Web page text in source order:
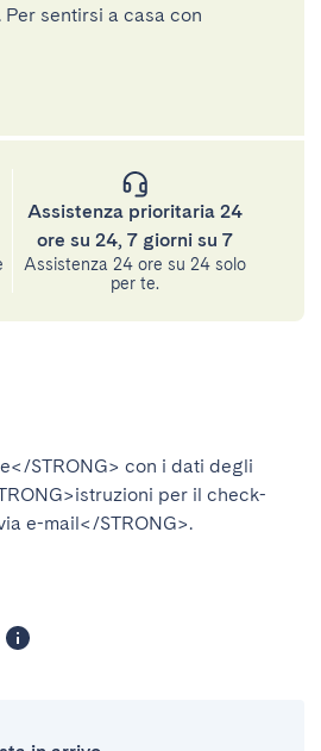
sentirsi a casa con
Assistenza prioritaria 24
ore su 24, 7 giorni su 7
Assistenza 24 ore su 24 solo
per te.
STRONG> con i dati degli
per il check-
e-mail</STRONG>.